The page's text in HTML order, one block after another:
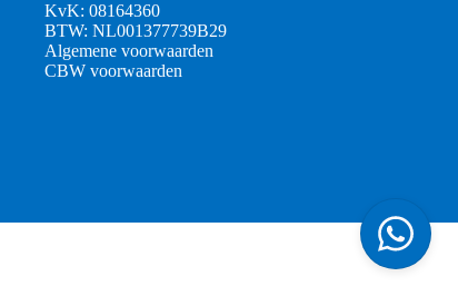
KvK: 08164360
BTW: NL001377739B29
Algemene voorwaarden
CBW voorwaarden